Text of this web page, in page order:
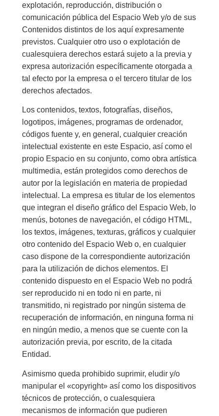
explotación, reproducción, distribución o
comunicación pública del Espacio Web y/o de sus
Contenidos distintos de los aquí expresamente
previstos. Cualquier otro uso o explotación de
cualesquiera derechos estará sujeto a la previa y
expresa autorización específicamente otorgada a
tal efecto por la empresa o el tercero titular de los
derechos afectados.
Los contenidos, textos, fotografías, diseños,
logotipos, imágenes, programas de ordenador,
códigos fuente y, en general, cualquier creación
intelectual existente en este Espacio, así como el
propio Espacio en su conjunto, como obra artística
multimedia, están protegidos como derechos de
autor por la legislación en materia de propiedad
intelectual. La empresa es titular de los elementos
que integran el diseño gráfico del Espacio Web, lo
menús, botones de navegación, el código HTML,
los textos, imágenes, texturas, gráficos y cualquier
otro contenido del Espacio Web o, en cualquier
caso dispone de la correspondiente autorización
para la utilización de dichos elementos. El
contenido dispuesto en el Espacio Web no podrá
ser reproducido ni en todo ni en parte, ni
transmitido, ni registrado por ningún sistema de
recuperación de información, en ninguna forma ni
en ningún medio, a menos que se cuente con la
autorización previa, por escrito, de la citada
Entidad.
Asimismo queda prohibido suprimir, eludir y/o
manipular el «copyright» así como los dispositivos
técnicos de protección, o cualesquiera
mecanismos de información que pudieren